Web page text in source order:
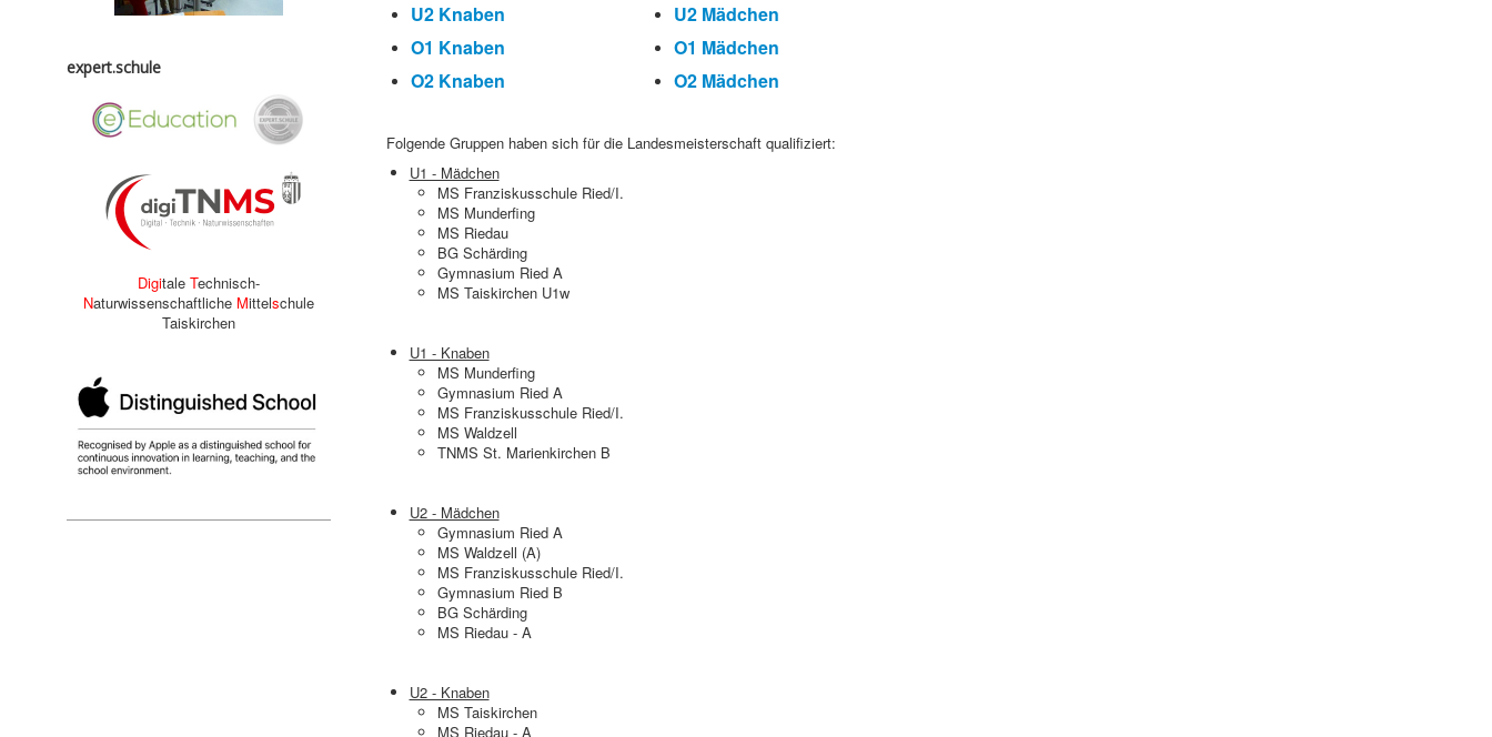
expert.schule
Digitale Technisch-
Naturwissenschaftliche Mittelschule
Taiskirchen
U2 Knaben
U2 Mädchen
O1 Knaben
O1 Mädchen
O2 Knaben
O2 Mädchen
Folgende Gruppen haben sich für die Landesmeisterschaft qualifiziert:
U1 - Mädchen
MS Franziskusschule Ried/I.
MS Munderfing
MS Riedau
BG Schärding
Gymnasium Ried A
MS Taiskirchen U1w
U1 - Knaben
MS Munderfing
Gymnasium Ried A
MS Franziskusschule Ried/I.
MS Waldzell
TNMS St. Marienkirchen B
U2 - Mädchen
Gymnasium Ried A
MS Waldzell (A)
MS Franziskusschule Ried/I.
Gymnasium Ried B
BG Schärding
MS Riedau - A
U2 - Knaben
MS Taiskirchen
MS Riedau - A